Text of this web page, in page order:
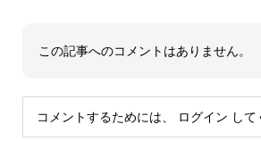
この記事へのコメントはありません。
コメントするためには、 ログイン して